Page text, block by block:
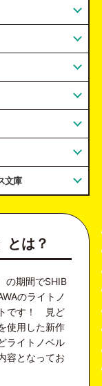
文庫
とは？
の期間でSHIB
のライトノ
です！ 見ど
使用した新作
ライトノベル
容となってお